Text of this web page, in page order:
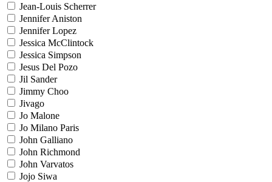
Jean-Louis Scherrer
Jennifer Aniston
Jennifer Lopez
Jessica McClintock
Jessica Simpson
Jesus Del Pozo
Jil Sander
Jimmy Choo
Jivago
Jo Malone
Jo Milano Paris
John Galliano
John Richmond
John Varvatos
Jojo Siwa